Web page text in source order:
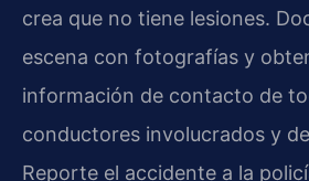
crea que no tiene lesiones.
escena con fotografías y
información de contacto de
conductores involucrados y
Reporte el accidente a la